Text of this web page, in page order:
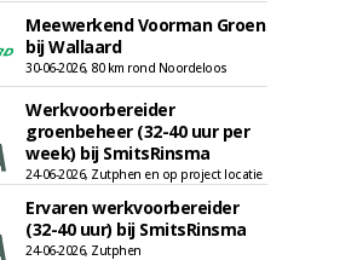
Meewerkend Voorman Groen
bij Wallaard
30-06-2026, 80 km rond Noordeloos
Werkvoorbereider
groenbeheer (32-40 uur per
week) bij SmitsRinsma
24-06-2026, Zutphen en op project locatie
Ervaren werkvoorbereider
(32-40 uur) bij SmitsRinsma
24-06-2026, Zutphen